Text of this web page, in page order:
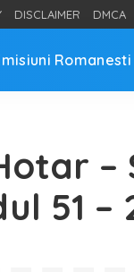
DISCLAIMER DMCA
Romanesti
–
51